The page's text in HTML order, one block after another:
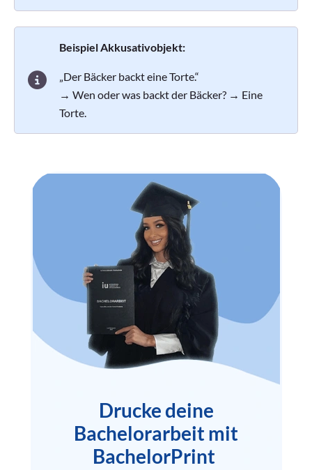
Beispiel Akkusativobjekt:
„Der Bäcker backt eine Torte.“
→ Wen oder was backt der Bäcker? → Eine
Torte.
Drucke deine
Bachelorarbeit mit
BachelorPrint